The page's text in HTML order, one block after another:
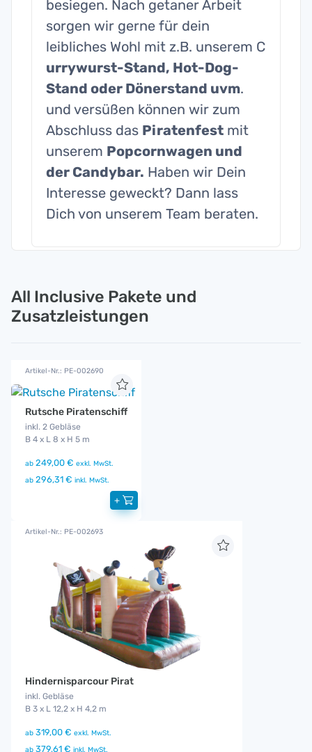
besiegen. Nach getaner Arbeit
sorgen wir gerne für dein
leibliches Wohl mit z.B. unserem C
urrywurst-Stand, Hot-Dog-
Stand oder Dönerstand uvm.
und versüßen können wir zum
Abschluss das Piratenfest mit
unserem Popcornwagen und
der Candybar. Haben wir Dein
Interesse geweckt? Dann lass
Dich von unserem Team beraten.
All Inclusive Pakete und
Zusatzleistungen
Artikel-Nr.: PE-002690
Rutsche Piratenschiff
inkl. 2 Gebläse
B 4 x L 8 x H 5 m
ab 249,00 € exkl. MwSt.
ab 296,31 € inkl. MwSt.
+
Artikel-Nr.: PE-002693
Hindernisparcour Pirat
inkl. Gebläse
B 3 x L 12,2 x H 4,2 m
ab 319,00 € exkl. MwSt.
ab 379,61 € inkl. MwSt.